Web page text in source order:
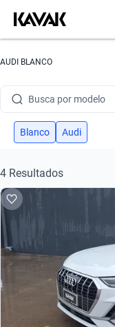
AUDI BLANCO
Busca por modelo
Busca por versión
Busca por marca
Busca por versión
Busca por año
Blanco Audi
4 Resultados